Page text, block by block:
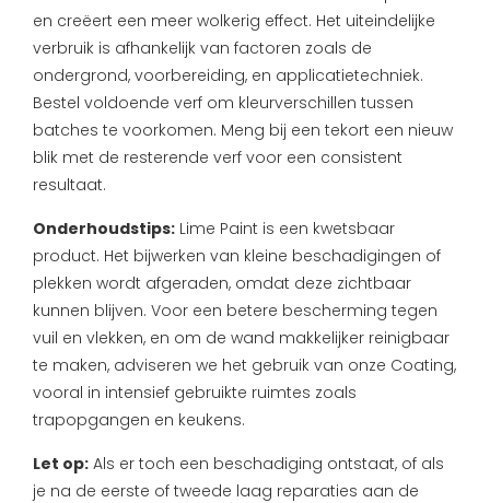
en creëert een meer wolkerig effect. Het uiteindelijke
verbruik is afhankelijk van factoren zoals de
ondergrond, voorbereiding, en applicatietechniek.
Bestel voldoende verf om kleurverschillen tussen
batches te voorkomen. Meng bij een tekort een nieuw
blik met de resterende verf voor een consistent
resultaat.
Onderhoudstips: Lime Paint is een kwetsbaar
product. Het bijwerken van kleine beschadigingen of
plekken wordt afgeraden, omdat deze zichtbaar
kunnen blijven. Voor een betere bescherming tegen
vuil en vlekken, en om de wand makkelijker reinigbaar
te maken, adviseren we het gebruik van onze Coating,
vooral in intensief gebruikte ruimtes zoals
trapopgangen en keukens.
Let op: Als er toch een beschadiging ontstaat, of als
je na de eerste of tweede laag reparaties aan de